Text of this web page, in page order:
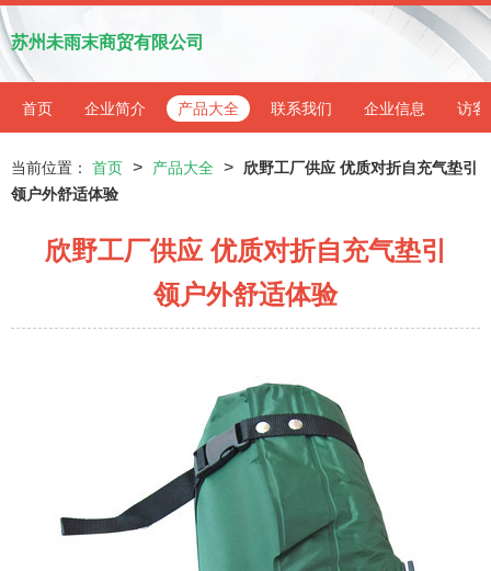
苏州未雨末商贸有限公司
首页 企业简介 产品大全 联系我们 企业信息 访客
当前位置： 首页 > 产品大全 >
欣野工厂供应 优质对折自充气垫引
领户外舒适体验
欣野工厂供应 优质对折自充气垫引
领户外舒适体验